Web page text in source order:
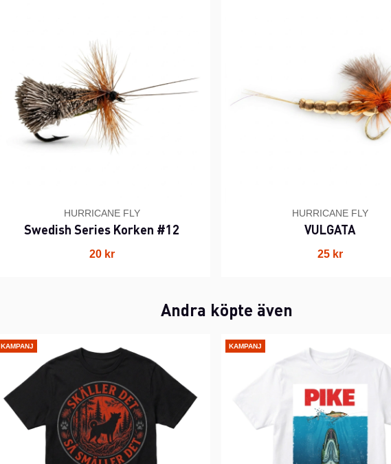
HURRICANE FLY
Swedish Series Korken #12
20 kr
HURRICANE FLY
VULGATA
25 kr
Andra köpte även
KAMPANJ KAMPANJ